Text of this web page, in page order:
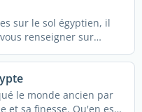
sur le sol égyptien, il
renseigner sur
le monde ancien par
et sa finesse. Qu'en est-